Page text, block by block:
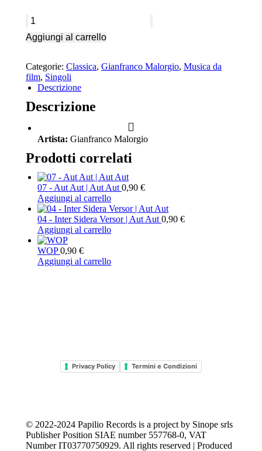
Tibi
Aggiungi al carrello
Categorie: Classica, Gianfranco Malorgio, Musica da
film, Singoli
Descrizione
Descrizione
Artista: Gianfranco Malorgio
Prodotti correlati
07 - Aut Aut | Aut Aut 0,90 €
Aggiungi al carrello
04 - Inter Sidera Versor | Aut Aut 0,90 €
Aggiungi al carrello
WOP0,90 €
Aggiungi al carrello
Privacy Policy Termini e Condizioni
© 2022-2024 Papilio Records is a project by Sinope srls
Publisher Position SIAE number 557768-0, VAT
Number IT03770750929. All rights reserved | Produced